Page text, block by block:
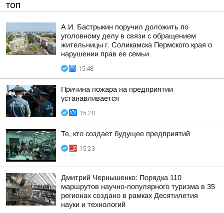
ТОП
А.И. Бастрыкин поручил доложить по
уголовному делу в связи с обращением
жительницы г. Соликамска Пермского края о
нарушении прав ее семьи
15:48
Причина пожара на предприятии
устанавливается
15:20
Те, кто создает будущее предприятий
15:23
Дмитрий Чернышенко: Порядка 110
маршрутов научно-популярного туризма в 35
регионах создано в рамках Десятилетия
науки и технологий